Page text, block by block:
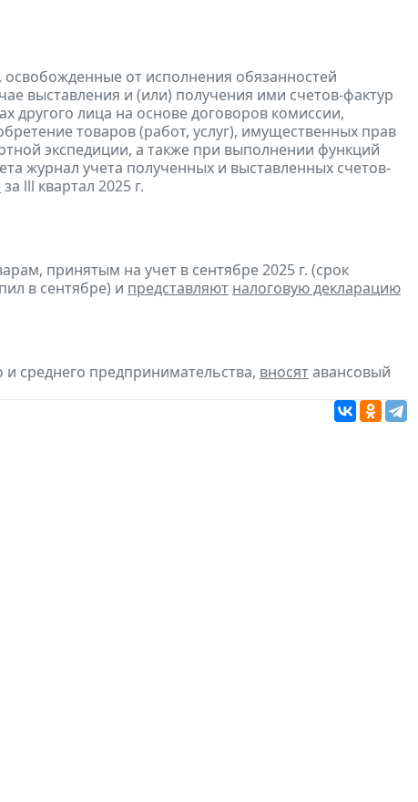
от исполнения обязанностей
выставления и (или) получения ими счетов-фактур
другого лица на основе договоров комиссии,
товаров (работ, услуг), имущественных прав
экспедиции, а также при выполнении функций
журнал учета полученных и выставленных счетов-
за lll квартал 2025 г.
принятым на учет в сентябре 2025 г. (срок
в сентябре) и представляют налоговую декларацию
среднего предпринимательства, вносятавансовый